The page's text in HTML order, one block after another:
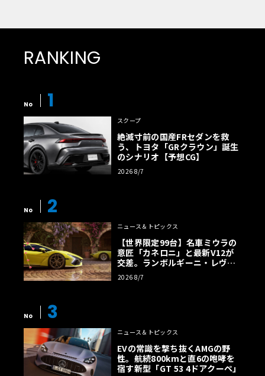
RANKING
No 1
スクープ
絶滅寸前の国産FRセダンを救
う、トヨタ「GRクラウン」誕生
のシナリオ【予想CG】
2026 8/7
No 2
ニュース＆トピックス
【世界限定99台】名車ミウラの
意匠「カネロニ」と最新V12が
交差。ランボルギーニ・レヴエ
ルトに60周年記念車が登場
2026 8/7
No 3
ニュース＆トピックス
EVの常識を撃ち抜くAMGの野
性。航続800kmと直6の咆哮を
宿す新型「GT 53 4ドアクーペ」